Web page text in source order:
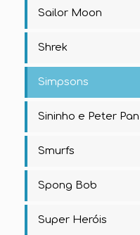
Sailor Moon
Shrek
Simpsons
Sininho e Peter Pan
Smurfs
Spong Bob
Super Heróis